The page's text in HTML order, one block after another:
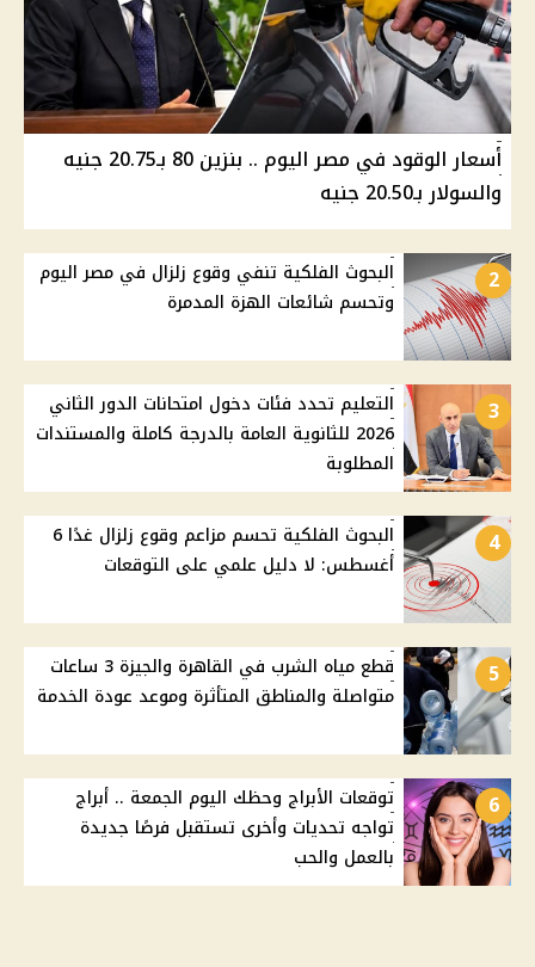
أسعار الوقود في مصر اليوم .. بنزين 80 بـ20.75 جنيه
والسولار بـ20.50 جنيه
2
البحوث الفلكية تنفي وقوع زلزال في مصر اليوم
وتحسم شائعات الهزة المدمرة
3
التعليم تحدد فئات دخول امتحانات الدور الثاني
2026 للثانوية العامة بالدرجة كاملة والمستندات
المطلوبة
4
البحوث الفلكية تحسم مزاعم وقوع زلزال غدًا 6
أغسطس: لا دليل علمي على التوقعات
5
قطع مياه الشرب في القاهرة والجيزة 3 ساعات
متواصلة والمناطق المتأثرة وموعد عودة الخدمة
6
توقعات الأبراج وحظك اليوم الجمعة .. أبراج
تواجه تحديات وأخرى تستقبل فرصًا جديدة
بالعمل والحب